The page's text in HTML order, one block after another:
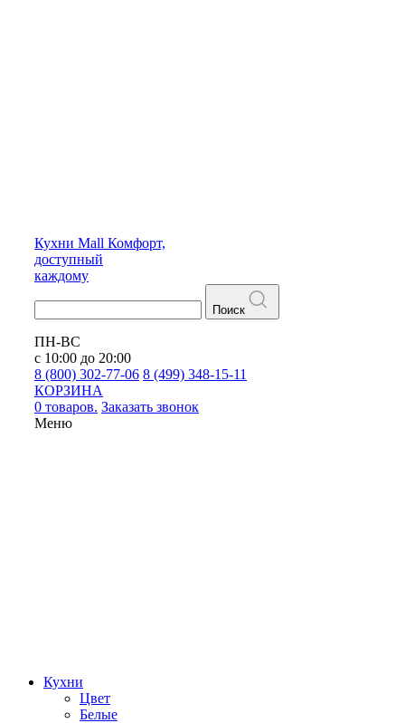
Кухни Mall Комфорт,
доступный
каждому
Поиск
ПН-ВС
с 10:00 до 20:00
8 (800) 302-77-06 8 (499) 348-15-11
КОРЗИНА
0 товаров. Заказать звонок
Меню
Кухни
Цвет
Белые